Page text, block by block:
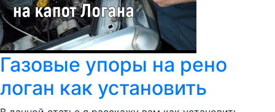
Газовые упоры на рено
логан как установить